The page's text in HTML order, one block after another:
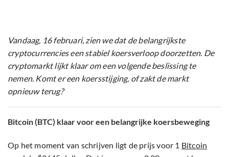
Vandaag, 16 februari, zien we dat de belangrijkste
cryptocurrencies een stabiel koersverloop doorzetten. De
cryptomarkt lijkt klaar om een volgende beslissing te
nemen. Komt er een koersstijging, of zakt de markt
opnieuw terug?
Bitcoin (BTC) klaar voor een belangrijke koersbeweging
Op het moment van schrijven ligt de prijs voor 1 Bitcoin